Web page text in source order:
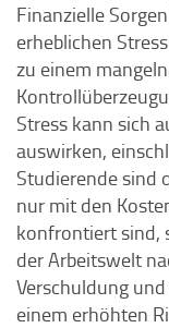
Finanzielle
erheblichen
zu einem
Stress kann sich
auswirken,
Studierende sind
nur mit den
konfrontiert sind,
der Arbeitswelt
Verschuldung
einem erhöhten